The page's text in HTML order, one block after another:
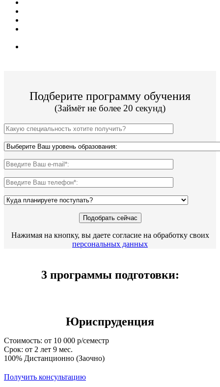
Подберите программу обучения
(Займёт не более 20 секунд)
Нажимая на кнопку, вы даете согласие на обработку своих
персональных данных
3 программы подготовки:
Юриспруденция
Стоимость: от 10 000 р/семестр
Срок: от 2 лет 9 мес.
100% Дистанционно (Заочно)
Получить консультацию